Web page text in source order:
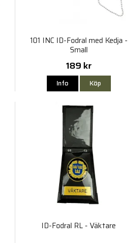
101 INC ID-Fodral med Kedja -
Small
189 kr
Info Köp
ID-Fodral RL - Väktare